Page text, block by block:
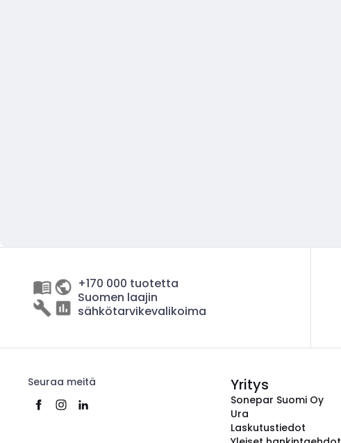
+170 000 tuotetta
Suomen laajin
sähkötarvikevalikoima
Seuraa meitä Yritys
Sonepar Suomi Oy
Ura
Laskutustiedot